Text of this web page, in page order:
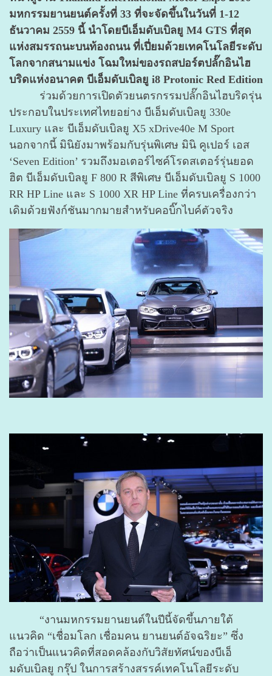
มหกรรมยานยนต์ครั้งที่ 33 ที่จะจัดขึ้นในวันที่ 1-12
ธันวาคม 2559 นี้ นำโดยบีเอ็มดับเบิลยู M4 GTS ที่สุด
แห่งสมรรถนะบนท้องถนน ที่เปี่ยมด้วยเทคโนโลยีระดับ
โลกจากสนามแข่ง โฉมใหม่ของรถสปอร์ตปลั๊กอินไฮ
บริดแห่งอนาคต บีเอ็มดับเบิลยู i8 Protonic Red Edition
ร่วมด้วยการเปิดตัวยนตรกรรมปลั๊กอินไฮบริดรุ่น
ประกอบในประเทศไทยอย่าง บีเอ็มดับเบิลยู 330e
Luxury และ บีเอ็มดับเบิลยู X5 xDrive40e M Sport
นอกจากนี้ มินิยังมาพร้อมกับรุ่นพิเศษ มินิ คูเปอร์ เอส
‘Seven Edition’ รวมถึงมอเตอร์ไซค์โรดสเตอร์รุ่นยอด
ฮิต บีเอ็มดับเบิลยู F 800 R สีพิเศษ บีเอ็มดับเบิลยู S 1000
RR HP Line และ S 1000 XR HP Line ที่ครบเครื่องกว่า
เดิมด้วยฟังก์ชันมากมายสำหรับคอบิ๊กไบค์ตัวจริง
“งานมหกรรมยานยนต์ในปีนี้จัดขึ้นภายใต้
แนวคิด “เชื่อมโลก เชื่อมคน ยานยนต์อัจฉริยะ” ซึ่ง
ถือว่าเป็นแนวคิดที่สอดคล้องกับวิสัยทัศน์ของบีเอ็
มดับเบิลยู กรุ๊ป ในการสร้างสรรค์เทคโนโลยีระดับ